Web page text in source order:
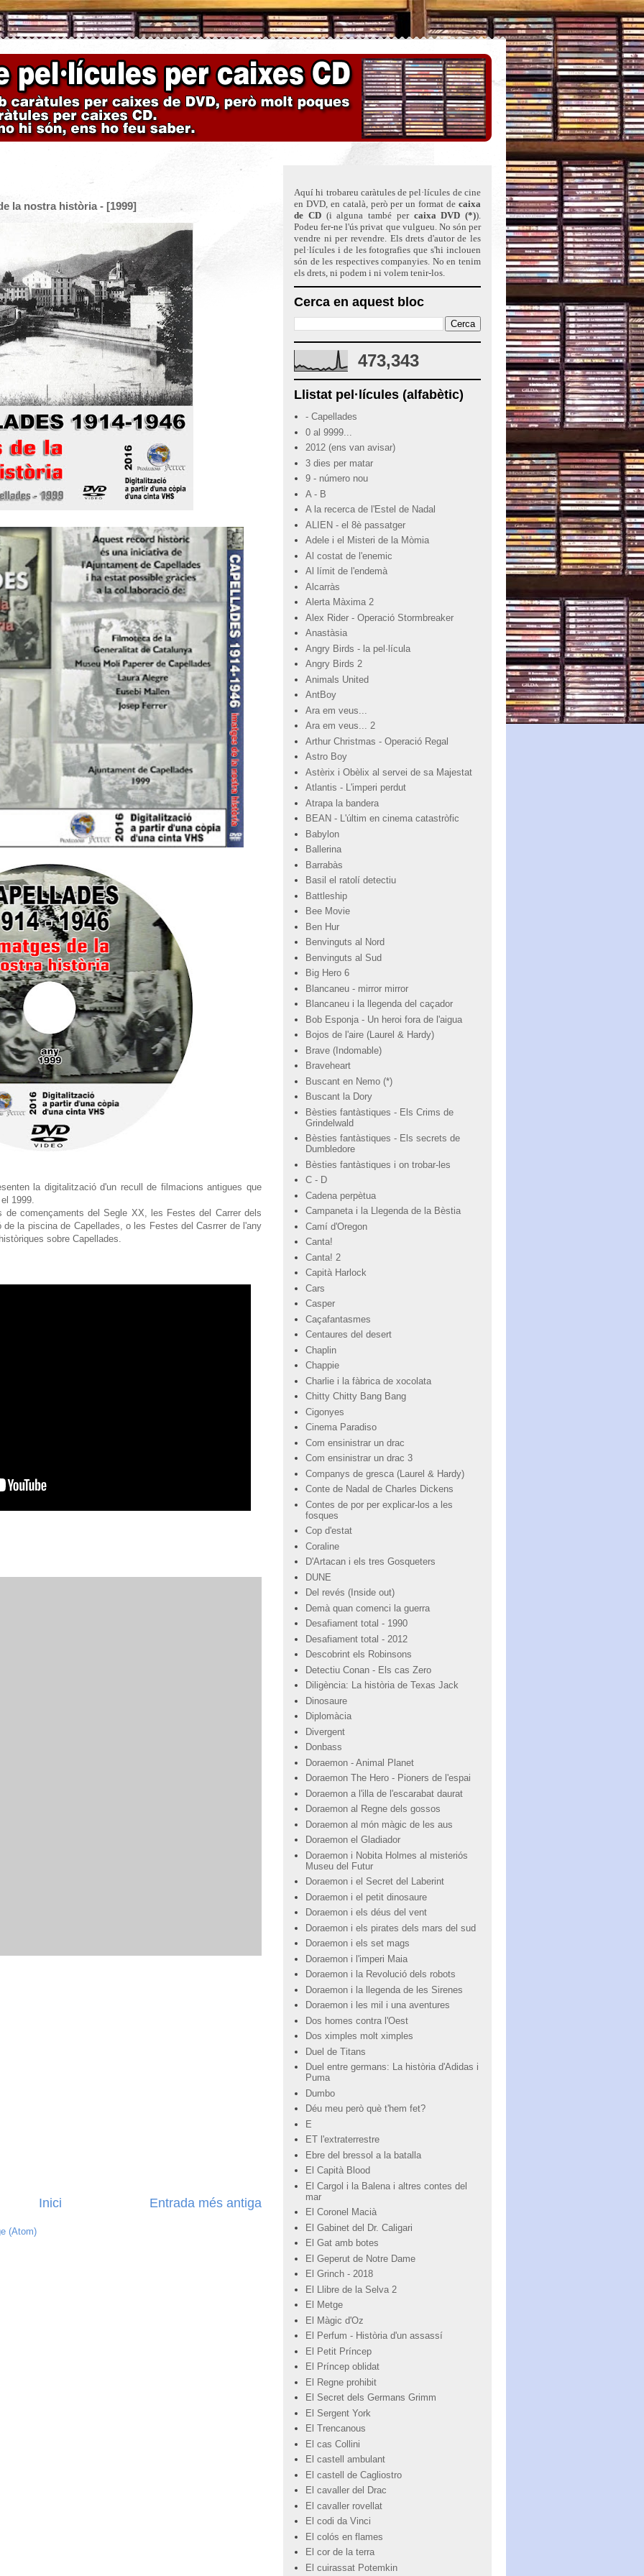
la nostra història - [1999]
la digitalització d'un recull de filmacions antigues que
1999.
de començaments del Segle XX, les Festes del Carrer dels
la piscina de Capellades, o les Festes del Casrrer de l'any
sobre Capellades.
Entrada més antiga
Inici
(Atom)
Aquí hi trobareu caràtules de pel·lícules de cine
en DVD, en català, però per un format de caixa
de CD(i alguna també per caixa DVD (*)).
Podeu fer-ne l'ús privat que vulgueu. No són per
vendre ni per revendre. Els drets d'autor de les
pel·lícules i de les fotografies que s'hi inclouen
són de les respectives companyies. No en tenim
els drets, ni podem i ni volem tenir-los.
Cerca en aquest bloc
473,343
Llistat pel·lícules (alfabètic)
- Capellades
0 al 9999...
2012 (ens van avisar)
3 dies per matar
9 - número nou
A - B
A la recerca de l'Estel de Nadal
ALIEN - el 8è passatger
Adele i el Misteri de la Mòmia
Al costat de l'enemic
Al límit de l'endemà
Alcarràs
Alerta Màxima 2
Alex Rider - Operació Stormbreaker
Anastàsia
Angry Birds - la pel·lícula
Angry Birds 2
Animals United
AntBoy
Ara em veus...
Ara em veus... 2
Arthur Christmas - Operació Regal
Astro Boy
Astèrix i Obèlix al servei de sa Majestat
Atlantis - L'imperi perdut
Atrapa la bandera
BEAN - L'últim en cinema catastròfic
Babylon
Ballerina
Barrabàs
Basil el ratolí detectiu
Battleship
Bee Movie
Ben Hur
Benvinguts al Nord
Benvinguts al Sud
Big Hero 6
Blancaneu - mirror mirror
Blancaneu i la llegenda del caçador
Bob Esponja - Un heroi fora de l'aigua
Bojos de l'aire (Laurel & Hardy)
Brave (Indomable)
Braveheart
Buscant en Nemo (*)
Buscant la Dory
Bèsties fantàstiques - Els Crims de
Grindelwald
Bèsties fantàstiques - Els secrets de
Dumbledore
Bèsties fantàstiques i on trobar-les
C - D
Cadena perpètua
Campaneta i la Llegenda de la Bèstia
Camí d'Oregon
Canta!
Canta! 2
Capità Harlock
Cars
Casper
Caçafantasmes
Centaures del desert
Chaplin
Chappie
Charlie i la fàbrica de xocolata
Chitty Chitty Bang Bang
Cigonyes
Cinema Paradiso
Com ensinistrar un drac
Com ensinistrar un drac 3
Companys de gresca (Laurel & Hardy)
Conte de Nadal de Charles Dickens
Contes de por per explicar-los a les
fosques
Cop d'estat
Coraline
D'Artacan i els tres Gosqueters
DUNE
Del revés (Inside out)
Demà quan comenci la guerra
Desafiament total - 1990
Desafiament total - 2012
Descobrint els Robinsons
Detectiu Conan - Els cas Zero
Diligència: La història de Texas Jack
Dinosaure
Diplomàcia
Divergent
Donbass
Doraemon - Animal Planet
Doraemon The Hero - Pioners de l'espai
Doraemon a l'illa de l'escarabat daurat
Doraemon al Regne dels gossos
Doraemon al món màgic de les aus
Doraemon el Gladiador
Doraemon i Nobita Holmes al misteriós
Museu del Futur
Doraemon i el Secret del Laberint
Doraemon i el petit dinosaure
Doraemon i els déus del vent
Doraemon i els pirates dels mars del sud
Doraemon i els set mags
Doraemon i l'imperi Maia
Doraemon i la Revolució dels robots
Doraemon i la llegenda de les Sirenes
Doraemon i les mil i una aventures
Dos homes contra l'Oest
Dos ximples molt ximples
Duel de Titans
Duel entre germans: La història d'Adidas i
Puma
Dumbo
Déu meu però què t'hem fet?
E
ET l'extraterrestre
Ebre del bressol a la batalla
El Capità Blood
El Cargol i la Balena i altres contes del
mar
El Coronel Macià
El Gabinet del Dr. Caligari
El Gat amb botes
El Geperut de Notre Dame
El Grinch - 2018
El Llibre de la Selva 2
El Metge
El Màgic d'Oz
El Perfum - Història d'un assassí
El Petit Príncep
El Príncep oblidat
El Regne prohibit
El Secret dels Germans Grimm
El Sergent York
El Trencanous
El cas Collini
El castell ambulant
El castell de Cagliostro
El cavaller del Drac
El cavaller rovellat
El codi da Vinci
El colós en flames
El cor de la terra
El cuirassat Potemkin